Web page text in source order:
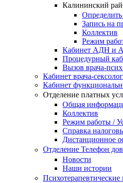
Калининский
Определить
Запись на
Коллектив
Режим
Кабинет АДН и
Процедурный
Вызов врача-
Кабинет врача-
Кабинет
Отделение платных
Общая
Коллектив
Режим работы /
Справка
Дистанционное
Отделение Телефон
Новости
Наши истории